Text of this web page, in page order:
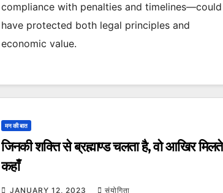
compliance with penalties and timelines—could
have protected both legal principles and
economic value.
मन की बात
जिनकी शक्ति से ब्रह्माण्ड चलता है, वो आखिर मिलते
कहाँ
JANUARY 12, 2023 संयोगिता